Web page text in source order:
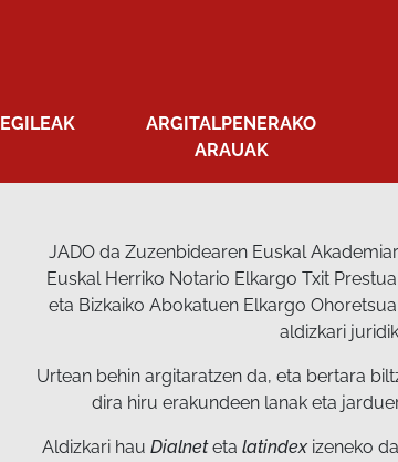
EGILEAK
ARGITALPENERAKO
ARAUAK
JADO da Zuzenbidearen Euskal
Euskal Herriko Notario Elkargo Txit
eta Bizkaiko Abokatuen Elkargo
aldizkari
Urtean behin argitaratzen da, eta bertara
dira hiru erakundeen lanak eta
Aldizkari hau Dialneteta latindex izeneko